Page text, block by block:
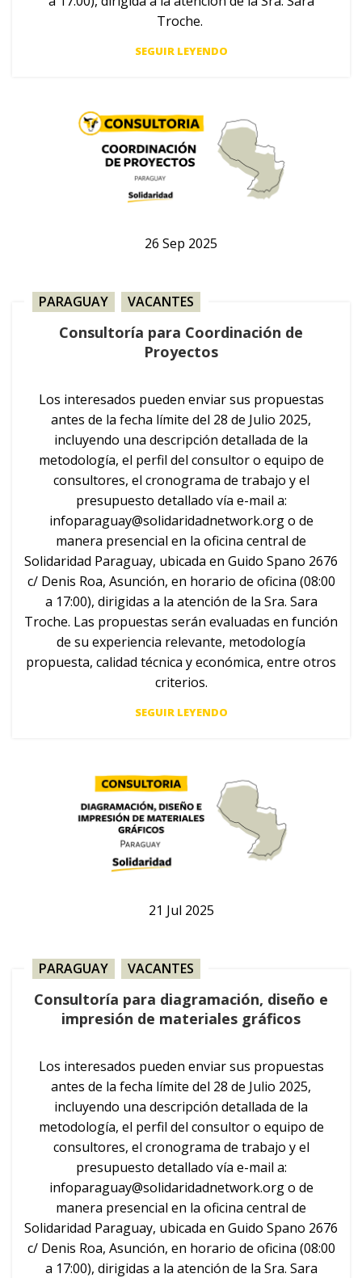
Troche.
SEGUIR LEYENDO
26 Sep 2025
PARAGUAY VACANTES
Consultoría para Coordinación de
Proyectos
Los interesados pueden enviar sus propuestas
antes de la fecha límite del 28 de Julio 2025,
incluyendo una descripción detallada de la
metodología, el perfil del consultor o equipo de
consultores, el cronograma de trabajo y el
presupuesto detallado vía e-mail a:
infoparaguay@solidaridadnetwork.orgo de
manera presencial en la oficina central de
Solidaridad Paraguay, ubicada en Guido Spano 2676
c/ Denis Roa, Asunción, en horario de oficina (08:00
a 17:00), dirigidas a la atención de la Sra. Sara
Troche. Las propuestas serán evaluadas en función
de su experiencia relevante, metodología
propuesta, calidad técnica y económica, entre otros
criterios.
SEGUIR LEYENDO
21 Jul 2025
PARAGUAY VACANTES
Consultoría para diagramación, diseño e
impresión de materiales gráficos
Los interesados pueden enviar sus propuestas
antes de la fecha límite del 28 de Julio 2025,
incluyendo una descripción detallada de la
metodología, el perfil del consultor o equipo de
consultores, el cronograma de trabajo y el
presupuesto detallado vía e-mail a:
infoparaguay@solidaridadnetwork.orgo de
manera presencial en la oficina central de
Solidaridad Paraguay, ubicada en Guido Spano 2676
c/ Denis Roa, Asunción, en horario de oficina (08:00
a 17:00), dirigidas a la atención de la Sra. Sara